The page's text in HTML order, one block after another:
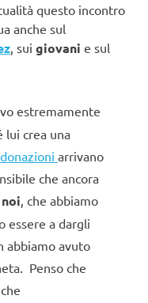
questo incontro
anche sul
, sui giovani e sul
estremamente
lui crea una
arrivano
che ancora
, che abbiamo
essere a dargli
abbiamo avuto
Penso che